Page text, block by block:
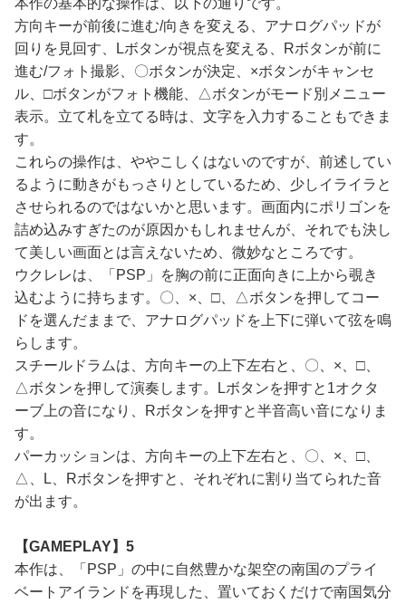
本作の基本的な操作は、以下の通りです。
方向キーが前後に進む/向きを変える、アナログパッドが
回りを見回す、Lボタンが視点を変える、Rボタンが前に
進む/フォト撮影、〇ボタンが決定、×ボタンがキャンセ
ル、□ボタンがフォト機能、△ボタンがモード別メニュー
表示。立て札を立てる時は、文字を入力することもできま
す。
これらの操作は、ややこしくはないのですが、前述してい
るように動きがもっさりとしているため、少しイライラと
させられるのではないかと思います。画面内にポリゴンを
詰め込みすぎたのが原因かもしれませんが、それでも決し
て美しい画面とは言えないため、微妙なところです。
ウクレレは、「PSP」を胸の前に正面向きに上から覗き
込むように持ちます。〇、×、□、△ボタンを押してコー
ドを選んだままで、アナログパッドを上下に弾いて弦を鳴
らします。
スチールドラムは、方向キーの上下左右と、〇、×、□、
△ボタンを押して演奏します。Lボタンを押すと1オクタ
ーブ上の音になり、Rボタンを押すと半音高い音になりま
す。
パーカッションは、方向キーの上下左右と、〇、×、□、
△、L、Rボタンを押すと、それぞれに割り当てられた音
が出ます。
【GAMEPLAY】5
本作は、「PSP」の中に自然豊かな架空の南国のプライ
ベートアイランドを再現した、置いておくだけで南国気分